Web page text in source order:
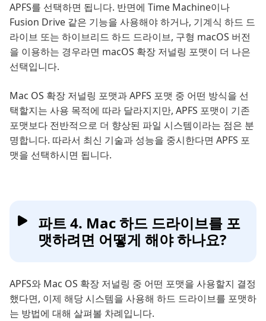
APFS를 선택하면 됩니다. 반면에 Time Machine이나
Fusion Drive 같은 기능을 사용해야 하거나, 기계식 하드 드
라이브 또는 하이브리드 하드 드라이브, 구형 macOS 버전
을 이용하는 경우라면 macOS 확장 저널링 포맷이 더 나은
선택입니다.
Mac OS 확장 저널링 포맷과 APFS 포맷 중 어떤 방식을 선
택할지는 사용 목적에 따라 달라지지만, APFS 포맷이 기존
포맷보다 전반적으로 더 향상된 파일 시스템이라는 점은 분
명합니다. 따라서 최신 기술과 성능을 중시한다면 APFS 포
맷을 선택하시면 됩니다.
파트 4. Mac 하드 드라이브를 포
맷하려면 어떻게 해야 하나요?
APFS와 Mac OS 확장 저널링 중 어떤 포맷을 사용할지 결정
했다면, 이제 해당 시스템을 사용해 하드 드라이브를 포맷하
는 방법에 대해 살펴볼 차례입니다.